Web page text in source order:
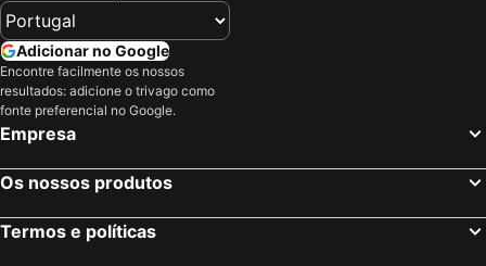
Adicionar no Google
Encontre facilmente os nossos
resultados: adicione o trivago como
fonte preferencial no Google.
Empresa
Os nossos produtos
Termos e políticas